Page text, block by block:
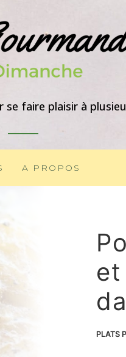
se faire plaisir à
A PROPOS
PLATS